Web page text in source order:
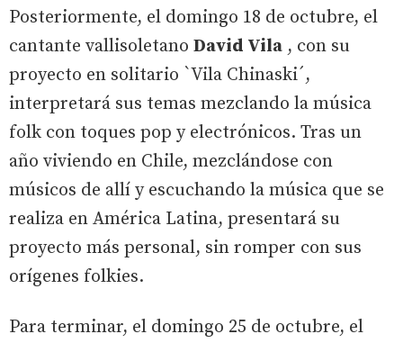
Posteriormente, el domingo 18 de octubre, el
cantante vallisoletano David Vila , con su
proyecto en solitario `Vila Chinaski´,
interpretará sus temas mezclando la música
folk con toques pop y electrónicos. Tras un
año viviendo en Chile, mezclándose con
músicos de allí y escuchando la música que se
realiza en América Latina, presentará su
proyecto más personal, sin romper con sus
orígenes folkies.
Para terminar, el domingo 25 de octubre, el